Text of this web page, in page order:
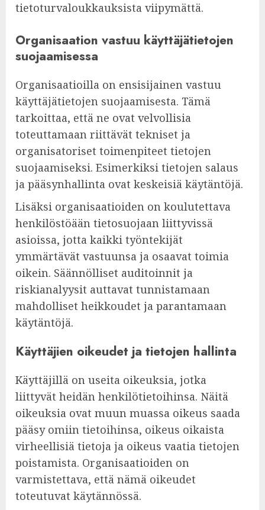
tietoturvaloukkauksista viipymättä.
Organisaation vastuu käyttäjätietojen
suojaamisessa
Organisaatioilla on ensisijainen vastuu
käyttäjätietojen suojaamisesta. Tämä
tarkoittaa, että ne ovat velvollisia
toteuttamaan riittävät tekniset ja
organisatoriset toimenpiteet tietojen
suojaamiseksi. Esimerkiksi tietojen salaus
ja pääsynhallinta ovat keskeisiä käytäntöjä.
Lisäksi organisaatioiden on koulutettava
henkilöstöään tietosuojaan liittyvissä
asioissa, jotta kaikki työntekijät
ymmärtävät vastuunsa ja osaavat toimia
oikein. Säännölliset auditoinnit ja
riskianalyysit auttavat tunnistamaan
mahdolliset heikkoudet ja parantamaan
käytäntöjä.
Käyttäjien oikeudet ja tietojen hallinta
Käyttäjillä on useita oikeuksia, jotka
liittyvät heidän henkilötietoihinsa. Näitä
oikeuksia ovat muun muassa oikeus saada
pääsy omiin tietoihinsa, oikeus oikaista
virheellisiä tietoja ja oikeus vaatia tietojen
poistamista. Organisaatioiden on
varmistettava, että nämä oikeudet
toteutuvat käytännössä.